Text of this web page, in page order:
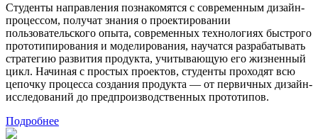
Студенты направления познакомятся с современным дизайн-
процессом, получат знания о проектировании
пользовательского опыта, современных технологиях быстрого
прототипирования и моделирования, научатся разрабатывать
стратегию развития продукта, учитывающую его жизненный
цикл. Начиная с простых проектов, студенты проходят всю
цепочку процесса создания продукта — от первичных дизайн-
исследований до предпроизводственных прототипов.
Подробнее